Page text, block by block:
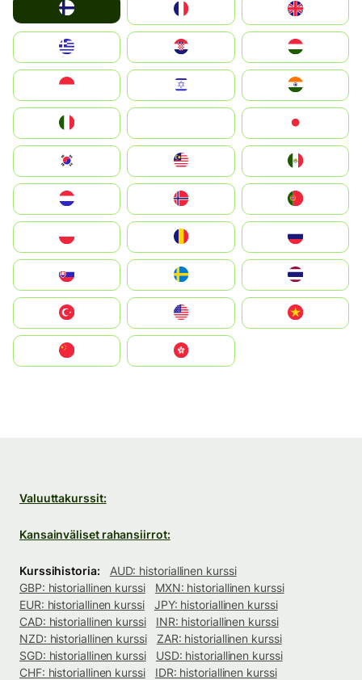
United Kingdom
Magyarország
South Korea
United States
中國香港特別行政區
Valuuttakurssit:
Kansainväliset rahansiirrot:
Kurssihistoria:
AUD: historiallinen kurssi
GBP: historiallinen kurssi
MXN: historiallinen kurssi
EUR: historiallinen kurssi
JPY: historiallinen kurssi
CAD: historiallinen kurssi
INR: historiallinen kurssi
NZD: historiallinen kurssi
ZAR: historiallinen kurssi
SGD: historiallinen kurssi
USD: historiallinen kurssi
CHF: historiallinen kurssi
IDR: historiallinen kurssi